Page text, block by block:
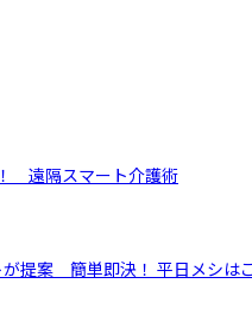
遠隔スマート介護術
が提案 簡単即決！ 平日メシは